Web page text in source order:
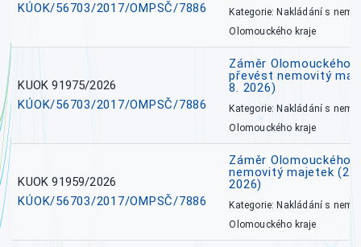
KÚOK/56703/2017/OMPSČ/7886
Kategorie: Nakládání s
Olomouckého kraje
KUOK 91975/2026
KÚOK/56703/2017/OMPSČ/7886
Záměr Olomouckého
převést nemovitý
8. 2026)
Kategorie: Nakládání s
Olomouckého kraje
KUOK 91959/2026
KÚOK/56703/2017/OMPSČ/7886
Záměr Olomouckého
nemovitý majetek
2026)
Kategorie: Nakládání s
Olomouckého kraje